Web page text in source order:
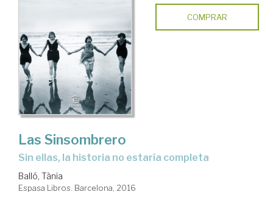
COMPRAR
Las Sinsombrero
sin ellas, la historia no estaría completa
Balló, Tània
Espasa Libros. Barcelona, 2016